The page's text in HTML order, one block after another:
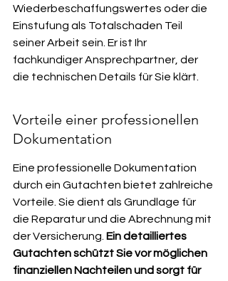
Wiederbeschaffungswertes oder die
Einstufung als Totalschaden Teil
seiner Arbeit sein. Er ist Ihr
fachkundiger Ansprechpartner, der
die technischen Details für Sie klärt.
Vorteile einer professionellen
Dokumentation
Eine professionelle Dokumentation
durch ein Gutachten bietet zahlreiche
Vorteile. Sie dient als Grundlage für
die Reparatur und die Abrechnung mit
der Versicherung. Ein detailliertes
Gutachten schützt Sie vor möglichen
finanziellen Nachteilen und sorgt für